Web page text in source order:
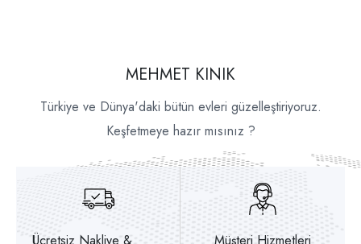
MEHMET KINIK
Türkiye ve Dünya'daki bütün evleri güzelleştiriyoruz.
Keşfetmeye hazır mısınız ?
Ücretsiz Nakliye &
Müşteri Hizmetleri